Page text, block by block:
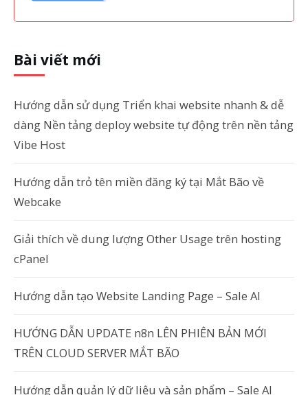
Bài viết mới
Hướng dẫn sử dụng Triển khai website nhanh & dễ
dàng Nền tảng deploy website tự động trên nền tảng
Vibe Host
Hướng dẫn trỏ tên miền đăng ký tại Mắt Bão về
Webcake
Giải thích về dung lượng Other Usage trên hosting
cPanel
Hướng dẫn tạo Website Landing Page – Sale AI
HƯỚNG DẪN UPDATE n8n LÊN PHIÊN BẢN MỚI
TRÊN CLOUD SERVER MẮT BÃO
Hướng dẫn quản lý dữ liệu và sản phẩm – Sale AI